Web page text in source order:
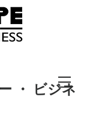
・ ビジネ